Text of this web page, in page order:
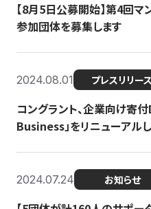
【8月5日公募開始】第4回
参加団体を募集します
2024.08.01 プレスリリース
コングラント、企業向け寄
Business」をリニューアル
2024.07.24 お知らせ